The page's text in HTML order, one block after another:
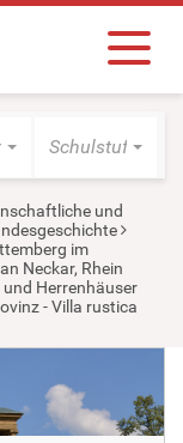
Schulstufe
und
im
Neckar, Rhein
Herrenhäuser
- Villa rustica